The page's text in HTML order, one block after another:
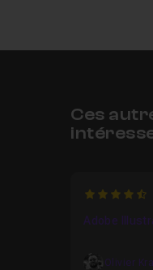
Ces
4.03125
Adobe
Olivier